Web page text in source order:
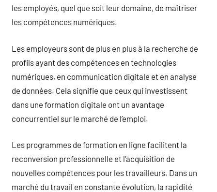
les employés, quel que soit leur domaine, de maîtriser
les compétences numériques.
Les employeurs sont de plus en plus à la recherche de
profils ayant des compétences en technologies
numériques, en communication digitale et en analyse
de données. Cela signifie que ceux qui investissent
dans une formation digitale ont un avantage
concurrentiel sur le marché de l’emploi.
Les programmes de formation en ligne facilitent la
reconversion professionnelle et l’acquisition de
nouvelles compétences pour les travailleurs. Dans un
marché du travail en constante évolution, la rapidité